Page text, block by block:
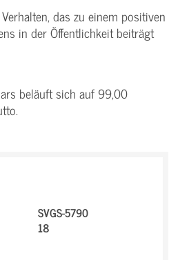
das zu einem positiven
in der Öffentlichkeit beiträgt
beläuft sich auf 99,00
SVGS-5790
18